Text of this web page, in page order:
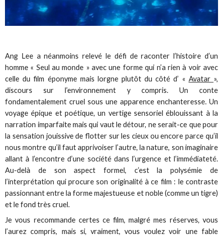
Ang Lee a néanmoins relevé le défi de raconter l’histoire d’un
homme « Seul au monde » avec une forme qui n’a rien à voir avec
celle du film éponyme mais lorgne plutôt du côté d’ « Avatar »,
discours sur l’environnement y compris. Un conte
fondamentalement cruel sous une apparence enchanteresse. Un
voyage épique et poétique, un vertige sensoriel éblouissant à la
narration imparfaite mais qui vaut le détour, ne serait-ce que pour
la sensation jouissive de flotter sur les cieux ou encore parce qu’il
nous montre qu’il faut apprivoiser l’autre, la nature, son imaginaire
allant à l’encontre d’une société dans l’urgence et l’immédiateté.
Au-delà de son aspect formel, c’est la polysémie de
l’interprétation qui procure son originalité à ce film : le contraste
passionnant entre la forme majestueuse et noble (comme un tigre)
et le fond très cruel.
Je vous recommande certes ce film, malgré mes réserves, vous
l’aurez compris, mais si, vraiment, vous voulez voir une fable